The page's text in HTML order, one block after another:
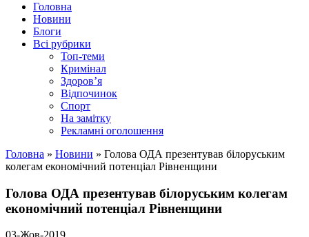
Головна
Новини
Блоги
Всі рубрики
Топ-теми
Кримінал
Здоров’я
Відпочинок
Спорт
На замітку
Рекламні оголошення
Головна » Новини » Голова ОДА презентував білоруським
колегам економічний потенціал Рівненщини
Голова ОДА презентував білоруським колегам
економічний потенціал Рівненщини